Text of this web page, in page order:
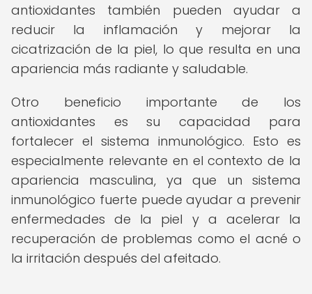
antioxidantes también pueden ayudar a
reducir la inflamación y mejorar la
cicatrización de la piel, lo que resulta en una
apariencia más radiante y saludable.
Otro beneficio importante de los
antioxidantes es su capacidad para
fortalecer el sistema inmunológico. Esto es
especialmente relevante en el contexto de la
apariencia masculina, ya que un sistema
inmunológico fuerte puede ayudar a prevenir
enfermedades de la piel y a acelerar la
recuperación de problemas como el acné o
la irritación después del afeitado.